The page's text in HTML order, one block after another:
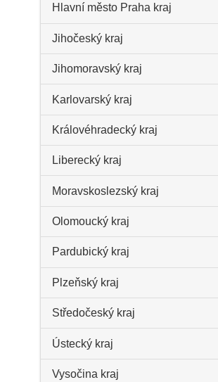
Hlavní město Praha kraj
Jihočeský kraj
Jihomoravský kraj
Karlovarský kraj
Královéhradecký kraj
Liberecký kraj
Moravskoslezský kraj
Olomoucký kraj
Pardubický kraj
Plzeňský kraj
Středočeský kraj
Ústecký kraj
Vysočina kraj